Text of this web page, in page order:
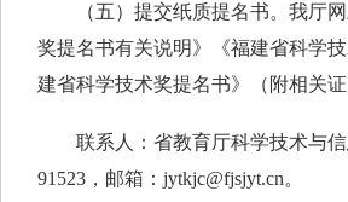
（五）提交纸质提名书。我厅网
奖提名书有关说明》《福建省科学
建省科学技术奖提名书》（附相关
联系人：省教育厅科学技术与信
91523，邮箱： jytkjc@fjsjyt.cn。